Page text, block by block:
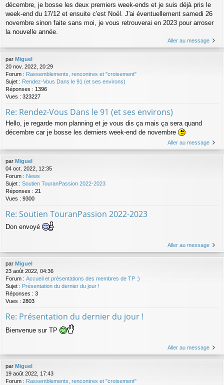
décembre, je bosse les deux premiers week-ends et je suis déjà pris le
week-end du 17/12 et ensuite c'est Noël. J'ai éventuellement samedi 26
novembre sinon faite sans moi, je vous retrouverai en 2023 pour arroser
la nouvelle année.
Aller au message
par Miguel
20 nov. 2022, 20:29
Forum : Rassemblements, rencontres et "croisement"
Sujet : Rendez-Vous Dans le 91 (et ses environs)
Réponses : 1396
Vues : 323227
Re: Rendez-Vous Dans le 91 (et ses environs)
Hello, je regarde mon planning et je vous dis ça mais ça sera quand
décembre car je bosse les derniers week-end de novembre
Aller au message
par Miguel
04 oct. 2022, 12:35
Forum : News
Sujet : Soutien TouranPassion 2022-2023
Réponses : 21
Vues : 9300
Re: Soutien TouranPassion 2022-2023
Don envoyé
Aller au message
par Miguel
23 août 2022, 04:36
Forum : Accueil et présentations des membres de TP :)
Sujet : Présentation du dernier du jour !
Réponses : 3
Vues : 2803
Re: Présentation du dernier du jour !
Bienvenue sur TP
Aller au message
par Miguel
19 août 2022, 17:43
Forum : Rassemblements, rencontres et "croisement"